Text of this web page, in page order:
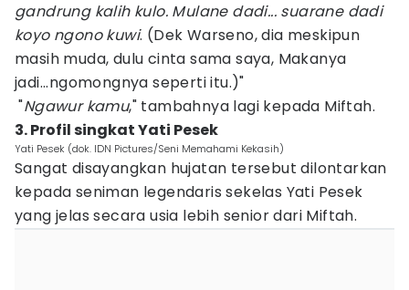
gandrung kalih kulo. Mulane dadi... suarane dadi
koyo ngono kuwi. (Dek Warseno, dia meskipun
masih muda, dulu cinta sama saya, Makanya
jadi...ngomongnya seperti itu.)"
"Ngawur kamu," tambahnya lagi kepada Miftah.
3. Profil singkat Yati Pesek
Yati Pesek (dok. IDN Pictures/Seni Memahami Kekasih)
Sangat disayangkan hujatan tersebut dilontarkan
kepada seniman legendaris sekelas Yati Pesek
yang jelas secara usia lebih senior dari Miftah.